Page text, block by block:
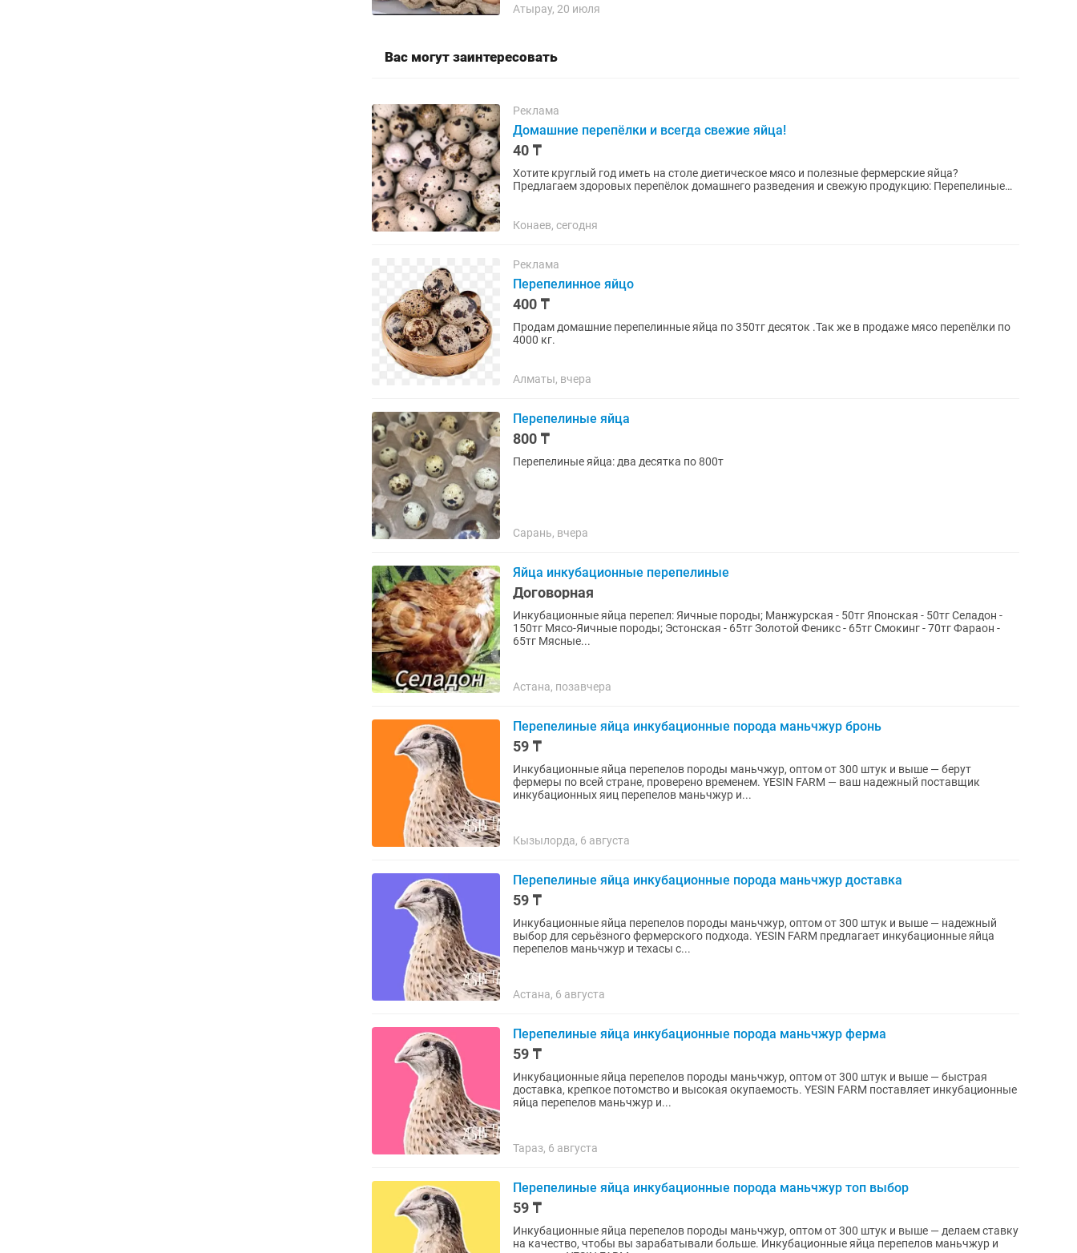
Атырау, 20 июля
Вас могут заинтересовать
Реклама
Домашние перепёлки и всегда свежие яйца!
40 ₸
Хотите круглый год иметь на столе диетическое мясо и полезные фермерские яйца?
Предлагаем здоровых перепёлок домашнего разведения и свежую продукцию: Перепелиные
Конаев, сегодня
Реклама
Перепелинное яйцо
400 ₸
Продам домашние перепелинные яйца по 350тг десяток .Так же в продаже мясо перепёлки по
4000 кг.
Алматы, вчера
Перепелиные яйца
800 ₸
Перепелиные яйца: два десятка по 800т
Сарань, вчера
Яйца инкубационные перепелиные
Договорная
Инкубационные яйца перепел: Яичные породы; Манжурская - 50тг Японская - 50тг Селадон -
150тг Мясо-Яичные породы; Эстонская - 65тг Золотой Феникс - 65тг Смокинг - 70тг Фараон -
65тг Мясные...
Астана, позавчера
Перепелиные яйца инкубационные порода маньчжур бронь
59 ₸
Инкубационные яйца перепелов породы маньчжур, оптом от 300 штук и выше — берут
фермеры по всей стране, проверено временем. YESIN FARM — ваш надежный поставщик
инкубационных яиц перепелов маньчжур и...
Кызылорда, 6 августа
Перепелиные яйца инкубационные порода маньчжур доставка
59 ₸
Инкубационные яйца перепелов породы маньчжур, оптом от 300 штук и выше — надежный
выбор для серьёзного фермерского подхода. YESIN FARM предлагает инкубационные яйца
перепелов маньчжур и техасы с...
Астана, 6 августа
Перепелиные яйца инкубационные порода маньчжур ферма
59 ₸
Инкубационные яйца перепелов породы маньчжур, оптом от 300 штук и выше — быстрая
доставка, крепкое потомство и высокая окупаемость. YESIN FARM поставляет инкубационные
яйца перепелов маньчжур и...
Тараз, 6 августа
Перепелиные яйца инкубационные порода маньчжур топ выбор
59 ₸
Инкубационные яйца перепелов породы маньчжур, оптом от 300 штук и выше — делаем ставку
на качество, чтобы вы зарабатывали больше. Инкубационные яйца перепелов маньчжур и